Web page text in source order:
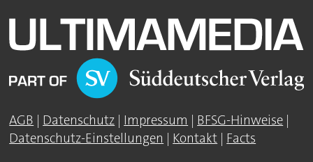
AGB Datenschutz Impressum BFSG-Hinweise
Datenschutz-Einstellungen
Kontakt Facts